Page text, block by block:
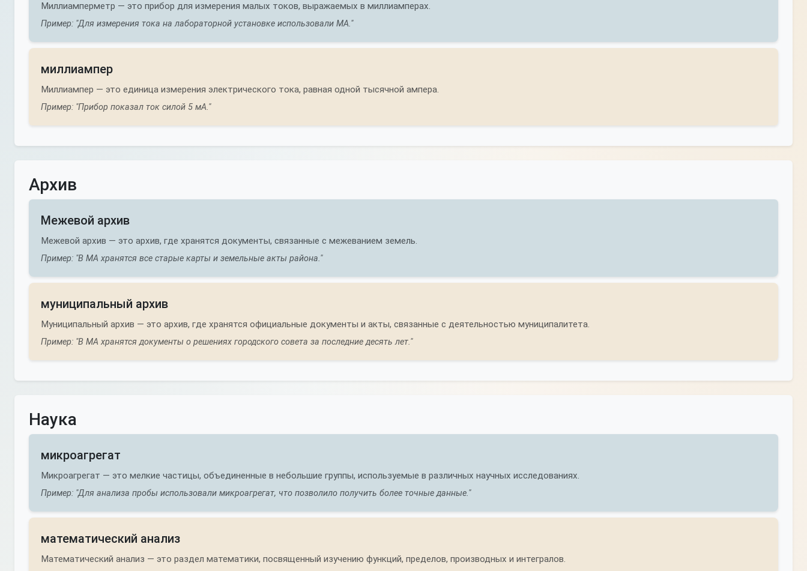
Миллиамперметр — это прибор для измерения малых токов, выражаемых в миллиамперах.
Пример: "Для измерения тока на лабораторной установке использовали МА."
миллиампер
Миллиампер — это единица измерения электрического тока, равная одной тысячной ампера.
Пример: "Прибор показал ток силой 5 мА."
Архив
Межевой архив
Межевой архив — это архив, где хранятся документы, связанные с межеванием земель.
Пример: "В МА хранятся все старые карты и земельные акты района."
муниципальный архив
Муниципальный архив — это архив, где хранятся официальные документы и акты, связанные с деятельностью муниципалитета.
Пример: "В МА хранятся документы о решениях городского совета за последние десять лет."
Наука
микроагрегат
Микроагрегат — это мелкие частицы, объединенные в небольшие группы, используемые в различных научных исследованиях.
Пример: "Для анализа пробы использовали микроагрегат, что позволило получить более точные данные."
математический анализ
Математический анализ — это раздел математики, посвященный изучению функций, пределов, производных и интегралов.